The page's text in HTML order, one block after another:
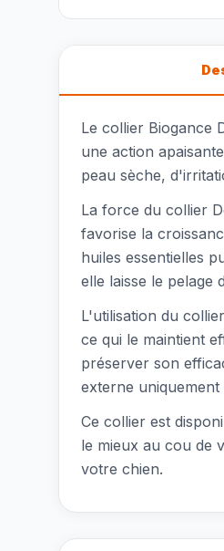
Le collier Biogance
une action
peau sèche,
La force du collier
favorise la
huiles essentielles
elle laisse le pelage
L'utilisation du
ce qui le maintient
préserver son
externe
Ce collier est
le mieux au cou de
votre chien.